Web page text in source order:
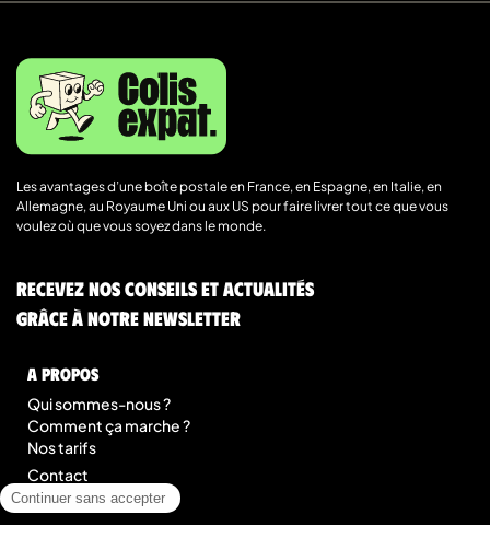
Les avantages d’une boîte postale en France, en Espagne, en Italie, en
Allemagne, au Royaume Uni ou aux US pour faire livrer tout ce que vous
voulez où que vous soyez dans le monde.
Recevez nos conseils et actualités
grâce à notre newsletter
A Propos
Qui sommes-nous ?
Comment ça marche ?
Nos tarifs
Contact
Blog